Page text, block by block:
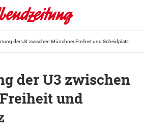
der U3 zwischen Münchner Freiheit und Scheidplatz
der U3 zwischen
und